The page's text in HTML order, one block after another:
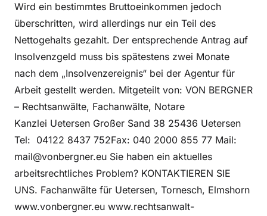
Wird ein bestimmtes Bruttoeinkommen jedoch
überschritten, wird allerdings nur ein Teil des
Nettogehalts gezahlt. Der entsprechende Antrag auf
Insolvenzgeld muss bis spätestens zwei Monate
nach dem „Insolvenzereignis“ bei der Agentur für
Arbeit gestellt werden. Mitgeteilt von: VON BERGNER
– Rechtsanwälte, Fachanwälte, Notare
Kanzlei Uetersen Großer Sand 38 25436 Uetersen
Tel: 04122 8437 752Fax: 040 2000 855 77 Mail:
mail@vonbergner.eu Sie haben ein aktuelles
arbeitsrechtliches Problem? KONTAKTIEREN SIE
UNS. Fachanwälte für Uetersen, Tornesch, Elmshorn
www.vonbergner.eu www.rechtsanwalt-